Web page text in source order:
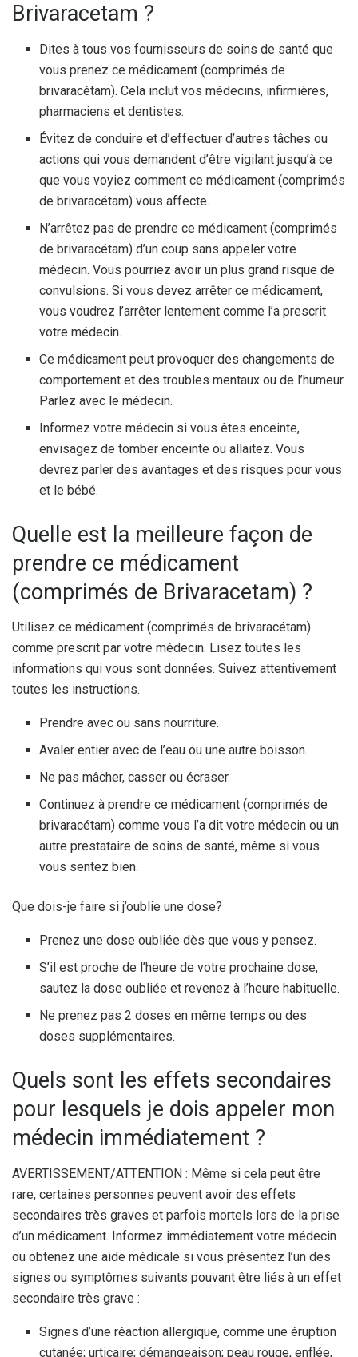
Brivaracetam ?
Dites à tous vos fournisseurs de soins de santé que
vous prenez ce médicament (comprimés de
brivaracétam). Cela inclut vos médecins, infirmières,
pharmaciens et dentistes.
Évitez de conduire et d’effectuer d’autres tâches ou
actions qui vous demandent d’être vigilant jusqu’à ce
que vous voyiez comment ce médicament (comprimés
de brivaracétam) vous affecte.
N’arrêtez pas de prendre ce médicament (comprimés
de brivaracétam) d’un coup sans appeler votre
médecin. Vous pourriez avoir un plus grand risque de
convulsions. Si vous devez arrêter ce médicament,
vous voudrez l’arrêter lentement comme l’a prescrit
votre médecin.
Ce médicament peut provoquer des changements de
comportement et des troubles mentaux ou de l’humeur.
Parlez avec le médecin.
Informez votre médecin si vous êtes enceinte,
envisagez de tomber enceinte ou allaitez. Vous
devrez parler des avantages et des risques pour vous
et le bébé.
Quelle est la meilleure façon de
prendre ce médicament
(comprimés de Brivaracetam) ?
Utilisez ce médicament (comprimés de brivaracétam)
comme prescrit par votre médecin. Lisez toutes les
informations qui vous sont données. Suivez attentivement
toutes les instructions.
Prendre avec ou sans nourriture.
Avaler entier avec de l’eau ou une autre boisson.
Ne pas mâcher, casser ou écraser.
Continuez à prendre ce médicament (comprimés de
brivaracétam) comme vous l’a dit votre médecin ou un
autre prestataire de soins de santé, même si vous
vous sentez bien.
Que dois-je faire si j’oublie une dose?
Prenez une dose oubliée dès que vous y pensez.
S’il est proche de l’heure de votre prochaine dose,
sautez la dose oubliée et revenez à l’heure habituelle.
Ne prenez pas 2 doses en même temps ou des
doses supplémentaires.
Quels sont les effets secondaires
pour lesquels je dois appeler mon
médecin immédiatement ?
AVERTISSEMENT/ATTENTION : Même si cela peut être
rare, certaines personnes peuvent avoir des effets
secondaires très graves et parfois mortels lors de la prise
d’un médicament. Informez immédiatement votre médecin
ou obtenez une aide médicale si vous présentez l’un des
signes ou symptômes suivants pouvant être liés à un effet
secondaire très grave :
Signes d’une réaction allergique, comme une éruption
cutanée; urticaire; démangeaison; peau rouge, enflée,